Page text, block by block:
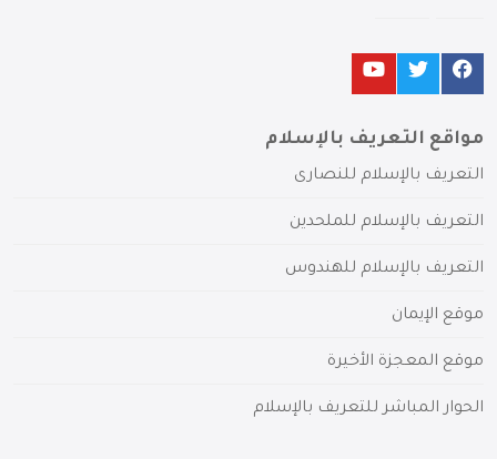
مواقع التعريف بالإسلام
التعريف بالإسلام للنصارى
التعريف بالإسلام للملحدين
التعريف بالإسلام للهندوس
موقع الإيمان
موقع المعجزة الأخيرة
الحوار المباشر للتعريف بالإسلام